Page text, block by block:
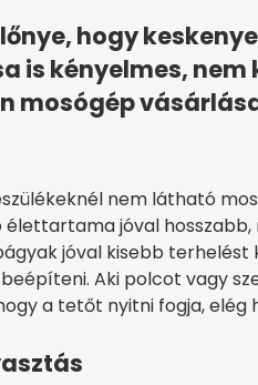
hogy
is kényelmes,
mosógép
nem látható
jóval hosszabb,
jóval kisebb terhelést
Aki polcot vagy
a tetőt nyitni fogja, elég